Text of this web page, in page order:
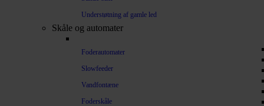
Understøtning af gamle led
Skåle og automater
Foderautomater
Slowfeeder
Vandfontæne
Foderskåle